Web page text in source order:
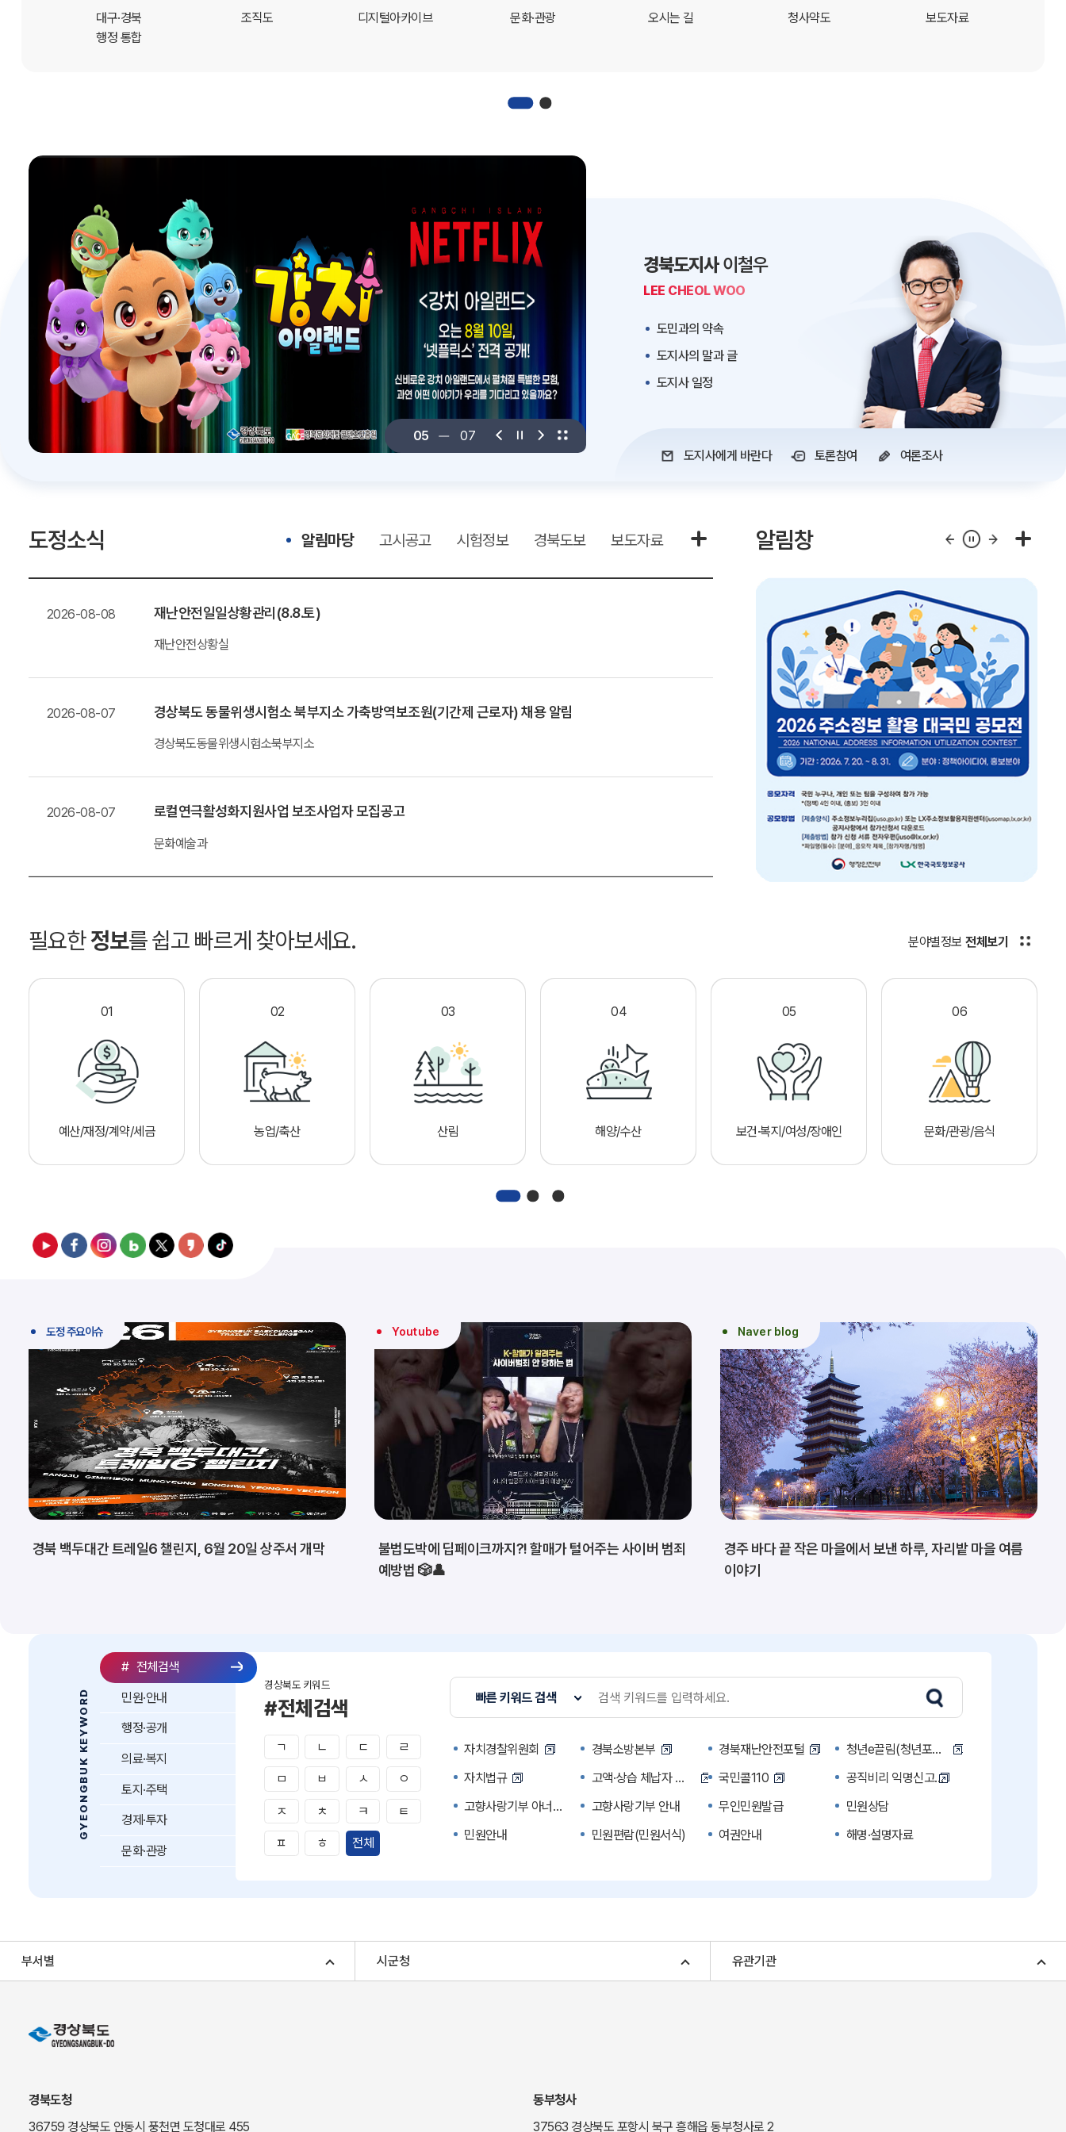
대구·경북
행정 통합
조직도 디지털아카이브 문화·관광 오시는 길 청사약도 보도자료
06 07
경북도지사이철우
LEE CHEOL WOO
도민과의 약속
도지사의 말과 글
도지사 일정
도지사에게 바란다 토론참여 여론조사
도정소식 알림마당 고시공고 시험정보 경북도보 보도자료
2026-08-08 재난안전일일상황관리(8.8.토)
재난안전상황실
2026-08-07 경상북도 동물위생시험소 북부지소 가축방역보조원(기간제 근로자) 채용 알림
경상북도동물위생시험소북부지소
2026-08-07 로컬연극활성화지원사업 보조사업자 모집공고
문화예술과
알림창
필요한정보를 쉽고 빠르게 찾아보세요.
01
예산/재정/계약/세금
02
농업/축산
03
산림
04
해양/수산
05
보건·복지/여성/장애인
06
문화/관광/음식
분야별정보 전체보기
도정 주요이슈
경북 백두대간 트레일6 챌린지, 6월 20일 상주서 개막
Youtube
불법도박에 딥페이크까지?! 할매가 털어주는 사이버 범죄
예방법 🎲👤
Naver blog
경주 바다 끝 작은 마을에서 보낸 하루, 자리밭 마을 여름
이야기
GYEONGBUK KEYWORD
# 전체검색
경상북도 키워드
#전체검색
ㄱ ㄴ ㄷ ㄹ
ㅁ ㅂ ㅅ ㅇ
ㅈ ㅊ ㅋ ㅌ
ㅍ ㅎ 전체
빠른 키워드 검색
자치경찰위원회 경북소방본부 경북재난안전포털
청년e끌림(청년포털)
자치법규
고액·상습 체납자 명단 국민콜110
공직비리 익명신고
고향사랑기부 아너스 클럽
고향사랑기부 안내 무인민원발급
민원상담
민원안내
민원편람(민원서식) 여권안내
해명·설명자료
귀농귀촌종합지원센터
부동산중개보수 안내 조상 땅 찾기
토지이용계획
경북e맛(음식정보)
도립예술단 공연소개 동락관
민원·안내
행정·공개
의료·복지
토지·주택
경제·투자
문화·관광
부서별 시군청 유관기관
경북도청
36759 경상북도 안동시 풍천면 도청대로 455
동부청사
37563 경상북도 포항시 북구 흥해읍 동부청사로 2